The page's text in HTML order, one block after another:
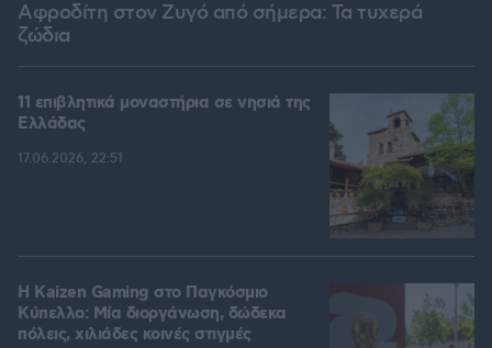
Αφροδίτη στον Ζυγό από σήμερα: Τα τυχερά
ζώδια
11 επιβλητικά μοναστήρια σε νησιά της
Ελλάδας
17.06.2026, 22:51
H Kaizen Gaming στο Παγκόσμιο
Kύπελλο: Μία διοργάνωση, δώδεκα
πόλεις, χιλιάδες κοινές στιγμές